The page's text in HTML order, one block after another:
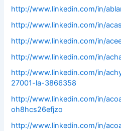
http://www.linkedin.com/in/
http://www.linkedin.com/in/
http://www.linkedin.com/in/
http://www.linkedin.com/in/
http://www.linkedin.com/in/
27001-la-3866358
http://www.linkedin.com/in/
oh8hcs26efjzo
http://www.linkedin.com/in/